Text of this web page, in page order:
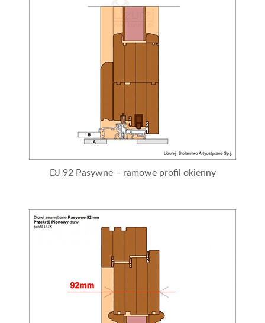
DJ 92 Pasywne – ramowe profil okienny